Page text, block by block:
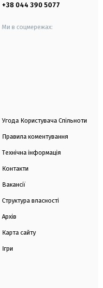
+38 044 390 5077
Ми в соцмережах:
Угода Користувача Спільноти
Правила коментування
Технічна інформація
Контакти
Вакансії
Структура власності
Архів
Карта сайту
Ігри